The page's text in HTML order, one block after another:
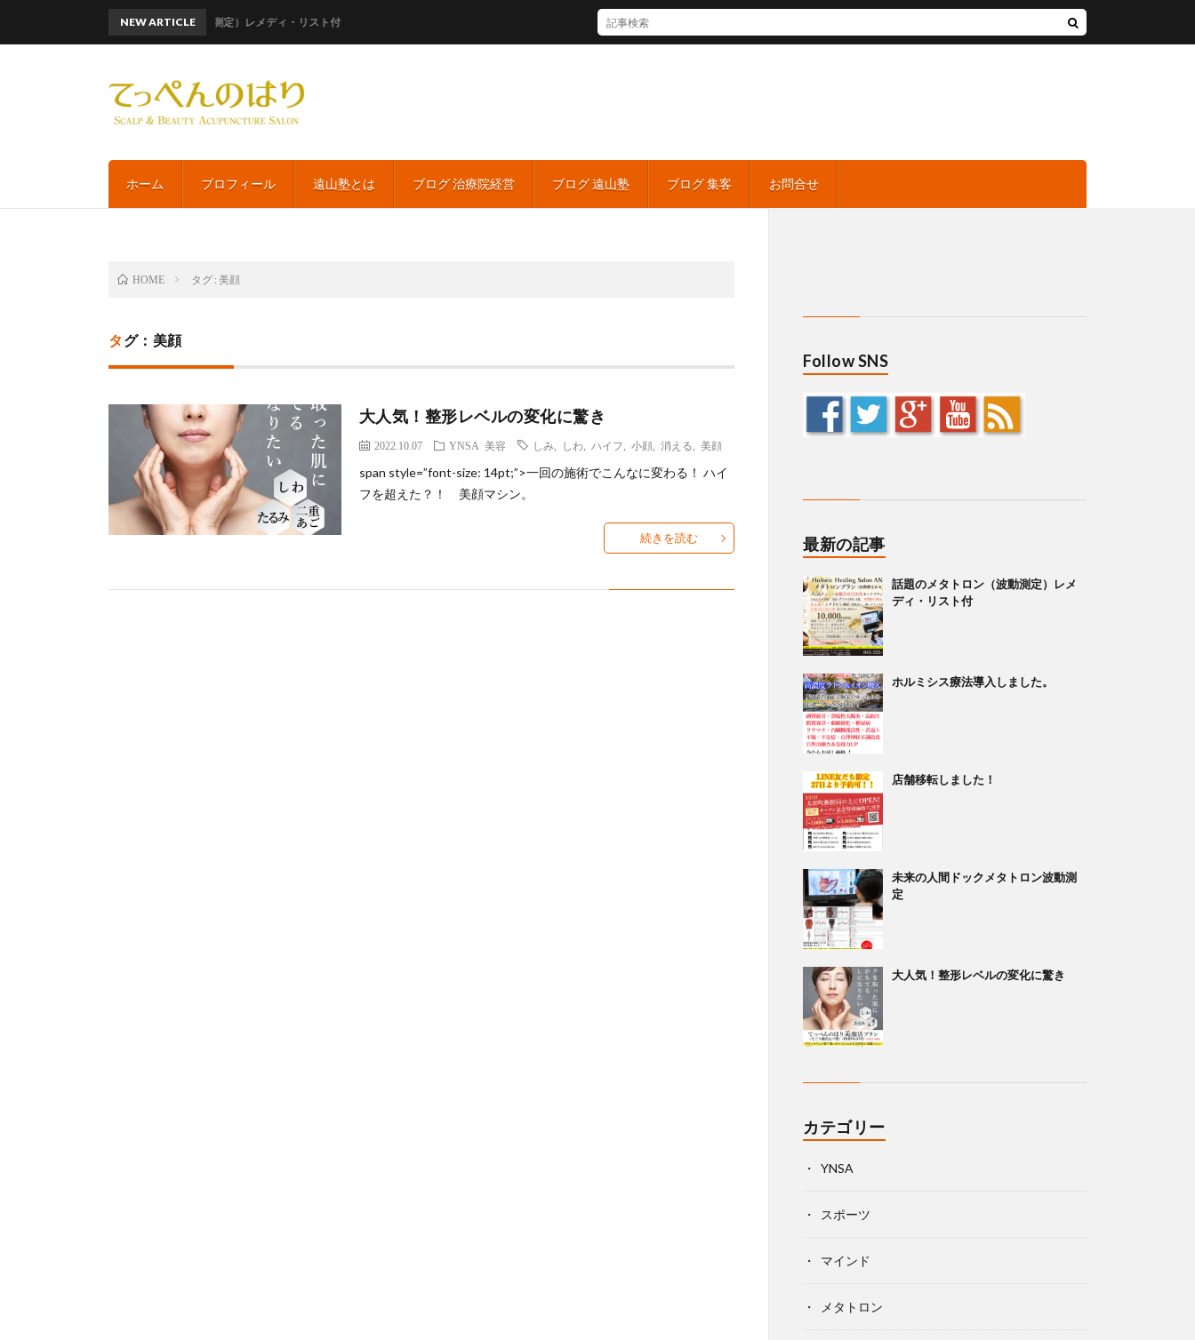
ホーム プロフィール 遠山塾とは ブログ 治療院経営 ブログ 遠山塾 ブログ 集客 お問合せ
NEW ARTICLE
話題のメタトロン（波動測定）レメディ・リスト付
HOME タグ : 美顔
タグ：美顔
大人気！整形レベルの変化に驚き
2022.10.07 YNSA 美容 しみ しわ, ハイフ 小顔, 消える 美顔
span style=”font-size: 14pt;”>一回の施術でこんなに変わる！ ハイ
フを超えた？！ 美顔マシン。
続きを読む
Follow SNS
最新の記事
話題のメタトロン（波動測定）レメ
ディ・リスト付
ホルミシス療法導入しました。
店舗移転しました！
未来の人間ドックメタトロン波動測
定
大人気！整形レベルの変化に驚き
カテゴリー
YNSA
スポーツ
マインド
メタトロン